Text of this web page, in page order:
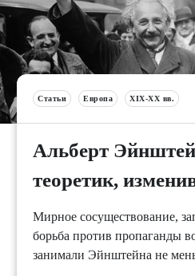
Статьи Европа XIX-XX вв.
Альберт
теоретик,
Мирное сосуществование,
борьба против пропаганды
занимали Эйнштейна не